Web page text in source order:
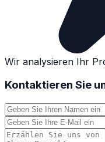
Wir analysieren Ihr
Kontaktieren Sie